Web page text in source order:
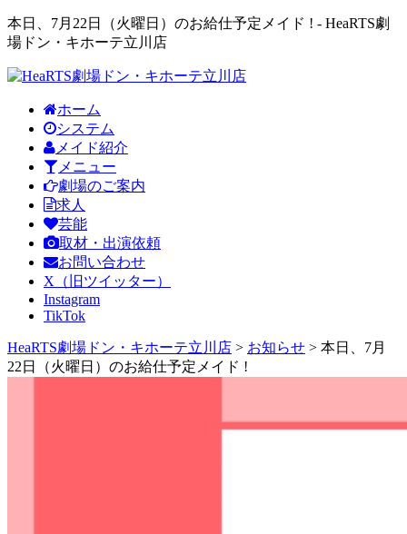
本日、7月22日（火曜日）のお給仕予定メイド ! - HeaRTS劇
場ドン・キホーテ立川店
ホーム
システム
メイド紹介
メニュー
劇場のご案内
求人
芸能
取材・出演依頼
お問い合わせ
X（旧ツイッター）
Instagram
TikTok
HeaRTS劇場ドン・キホーテ立川店 > お知らせ > 本日、7月
22日（火曜日）のお給仕予定メイド !